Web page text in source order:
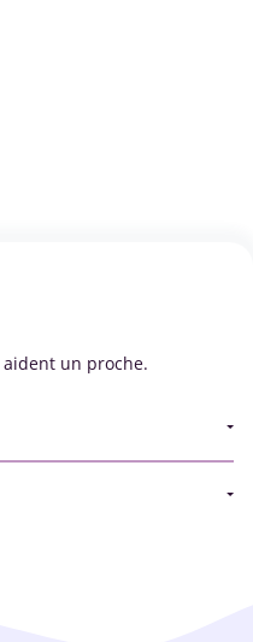
un proche.